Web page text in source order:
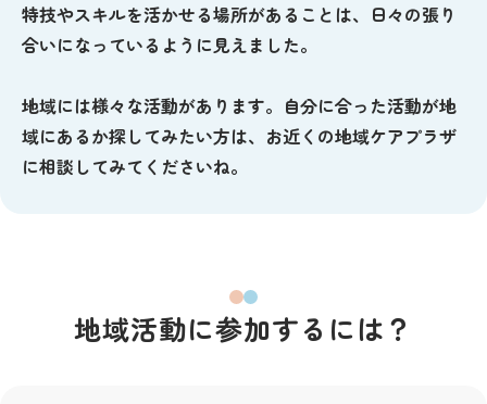
特技やスキルを活かせる場所があることは、日々の張り
合いになっているように見えました。
地域には様々な活動があります。自分に合った活動が地
域にあるか探してみたい方は、お近くの地域ケアプラザ
に相談してみてくださいね。
地域活動に参加するには？